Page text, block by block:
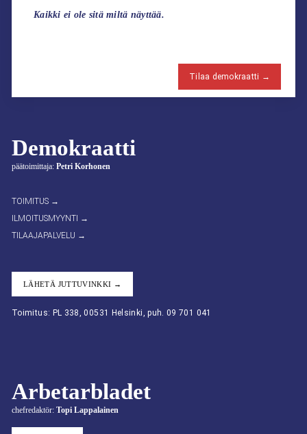
Demokraatti
päätoimittaja: Petri Korhonen
TOIMITUS →
ILMOITUSMYYNTI →
TILAAJAPALVELU →
LÄHETÄ JUTTUVINKKI →
Toimitus: PL 338, 00531 Helsinki, puh. 09 701 041
Arbetarbladet
chefredaktör: Topi Lappalainen
Kaikki ei ole sitä miltä näyttää.
Tilaa demokraatti →